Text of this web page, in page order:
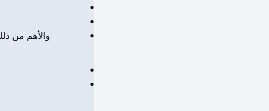
والأهم من ذلك: مرشدونا ذوو